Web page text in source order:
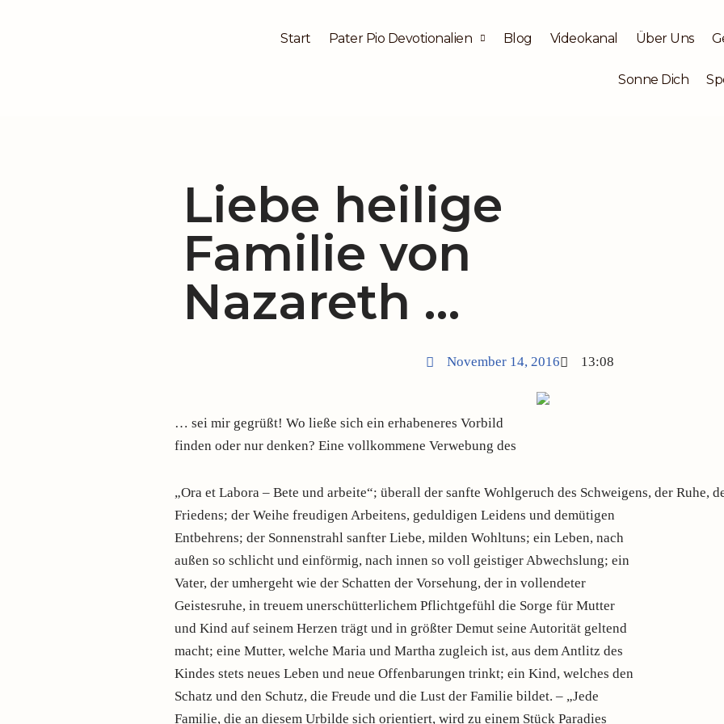
Start Pater Pio Devotionalien Blog Videokanal Über Uns
Sonne Dich
Liebe heilige
Familie von
Nazareth …
November 14, 2016 13:08
… sei mir gegrüßt! Wo ließe sich ein erhabeneres Vorbild
finden oder nur denken? Eine vollkommene Verwebung des
„Ora et Labora – Bete und arbeite“; überall der sanfte Wohlgeruch des Schweigens, der Ruhe,
Friedens; der Weihe freudigen Arbeitens, geduldigen Leidens und demütigen
Entbehrens; der Sonnenstrahl sanfter Liebe, milden Wohltuns; ein Leben, nach
außen so schlicht und einförmig, nach innen so voll geistiger Abwechslung; ein
Vater, der umhergeht wie der Schatten der Vorsehung, der in vollendeter
Geistesruhe, in treuem unerschütterlichem Pflichtgefühl die Sorge für Mutter
und Kind auf seinem Herzen trägt und in größter Demut seine Autorität geltend
macht; eine Mutter, welche Maria und Martha zugleich ist, aus dem Antlitz des
Kindes stets neues Leben und neue Offenbarungen trinkt; ein Kind, welches den
Schatz und den Schutz, die Freude und die Lust der Familie bildet. – „Jede
Familie, die an diesem Urbilde sich orientiert, wird zu einem Stück Paradies